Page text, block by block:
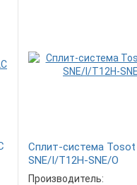
Сплит-система Tosot
SNE/I/T12H-SNE/O
Производитель: